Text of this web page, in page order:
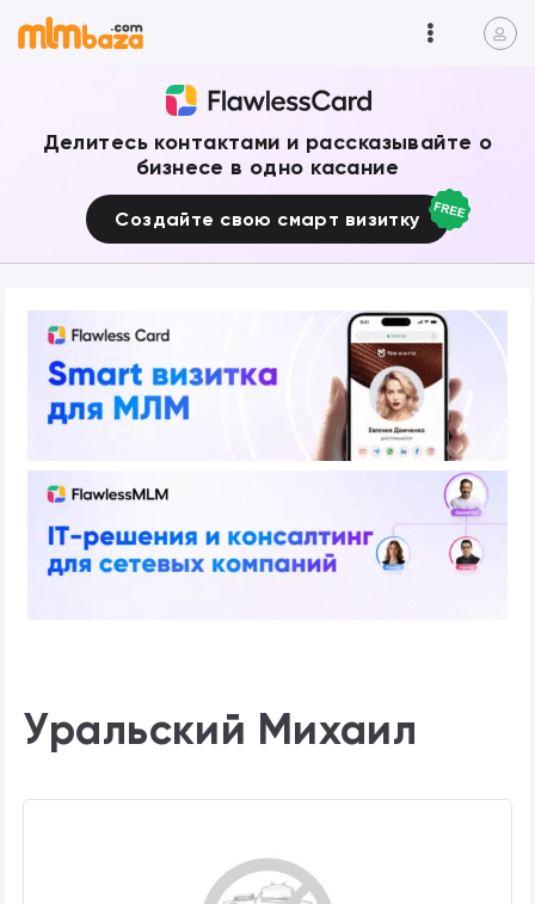
Делитесь контактами и рассказывайте о
бизнесе в одно касание
Создайте свою смарт визитку
Уральский Михаил